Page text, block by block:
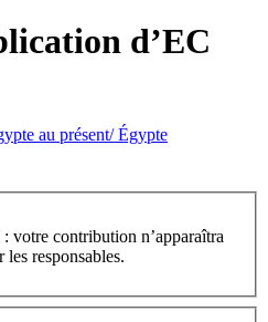
d’EC
au présent/ Égypte
votre contribution n’apparaîtra
les responsables.